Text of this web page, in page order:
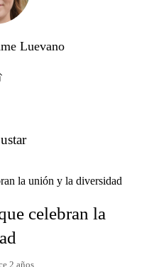
Luevano
celebran la
2 años